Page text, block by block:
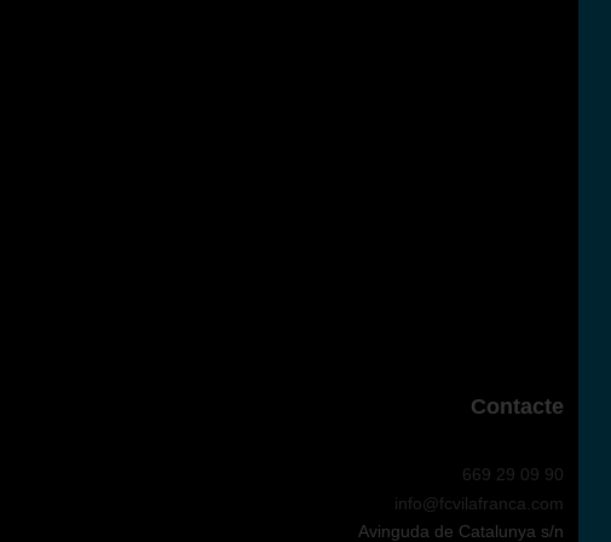
Contacte
669 29 09 90
info@fcvilafranca.com
Avinguda de Catalunya s/n